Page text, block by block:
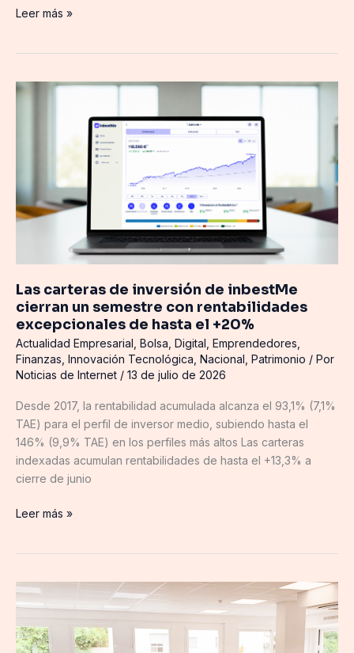
Leer más »
Las carteras de inversión de inbestMe
cierran un semestre con rentabilidades
excepcionales de hasta el +20%
Actualidad Empresarial Bolsa Digital Emprendedores
Finanzas Innovación Tecnológica Nacional Patrimonio / Por
Noticias de Internet / 13 de julio de 2026
Desde 2017, la rentabilidad acumulada alcanza el 93,1% (7,1%
TAE) para el perfil de inversor medio, subiendo hasta el
146% (9,9% TAE) en los perfiles más altos Las carteras
indexadas acumulan rentabilidades de hasta el +13,3% a
cierre de junio
Las
inbestMe
cierran
un
excepcionales
de
hasta
el
+20%
Leer más »
DIGITECH
abre
en
Sevilla